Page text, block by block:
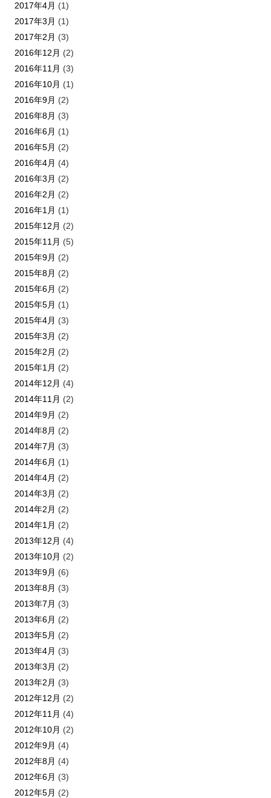
2017年4月 (1)
2017年3月 (1)
2017年2月 (3)
2016年12月 (2)
2016年11月 (3)
2016年10月 (1)
2016年9月 (2)
2016年8月 (3)
2016年6月 (1)
2016年5月 (2)
2016年4月 (4)
2016年3月 (2)
2016年2月 (2)
2016年1月 (1)
2015年12月 (2)
2015年11月 (5)
2015年9月 (2)
2015年8月 (2)
2015年6月 (2)
2015年5月 (1)
2015年4月 (3)
2015年3月 (2)
2015年2月 (2)
2015年1月 (2)
2014年12月 (4)
2014年11月 (2)
2014年9月 (2)
2014年8月 (2)
2014年7月 (3)
2014年6月 (1)
2014年4月 (2)
2014年3月 (2)
2014年2月 (2)
2014年1月 (2)
2013年12月 (4)
2013年10月 (2)
2013年9月 (6)
2013年8月 (3)
2013年7月 (3)
2013年6月 (2)
2013年5月 (2)
2013年4月 (3)
2013年3月 (2)
2013年2月 (3)
2012年12月 (2)
2012年11月 (4)
2012年10月 (2)
2012年9月 (4)
2012年8月 (4)
2012年6月 (3)
2012年5月 (2)